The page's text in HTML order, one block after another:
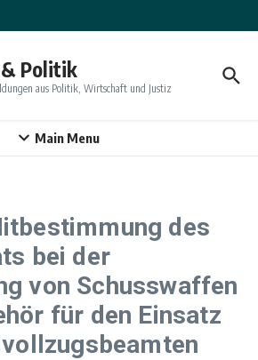
Politik
aus Politik, Wirtschaft und Justiz
Main Menu
des
bei der
von Schusswaffen
für den Einsatz